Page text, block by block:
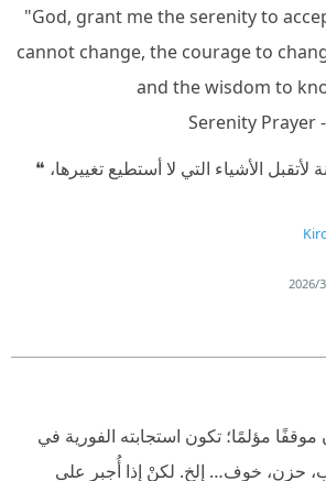
❞ ⁠‪"God, grant me the serenity to
cannot change, the courage to
and the wisdom to
‪Serenity Prayer
الأشياء التي لا أستطيع تغييرها، ❝
موقفًا مؤلمًا؛ تكون استجابته الفورية في
حزن، خوف… إلخ. لكنْ إذا أُجبر على